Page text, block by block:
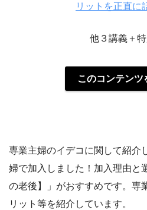
リットを正直に
他３講義＋
このコンテンツ
専業主婦のイデコに関して紹介
婦で加入しました！加入理由と
の老後】」がおすすめです。専
リット等を紹介しています。